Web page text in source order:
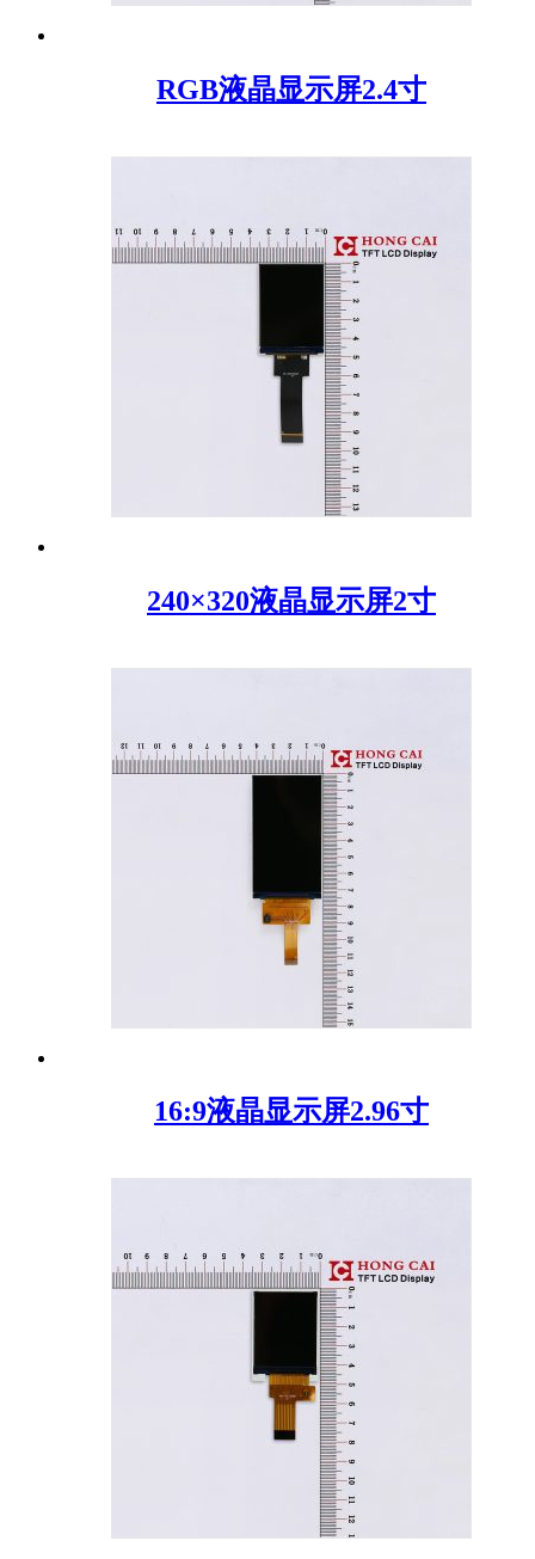
RGB液晶显示屏2.4寸
240×320液晶显示屏2寸
16:9液晶显示屏2.96寸